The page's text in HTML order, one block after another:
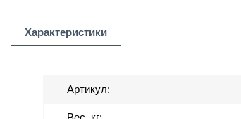
Характеристики
Артикул: